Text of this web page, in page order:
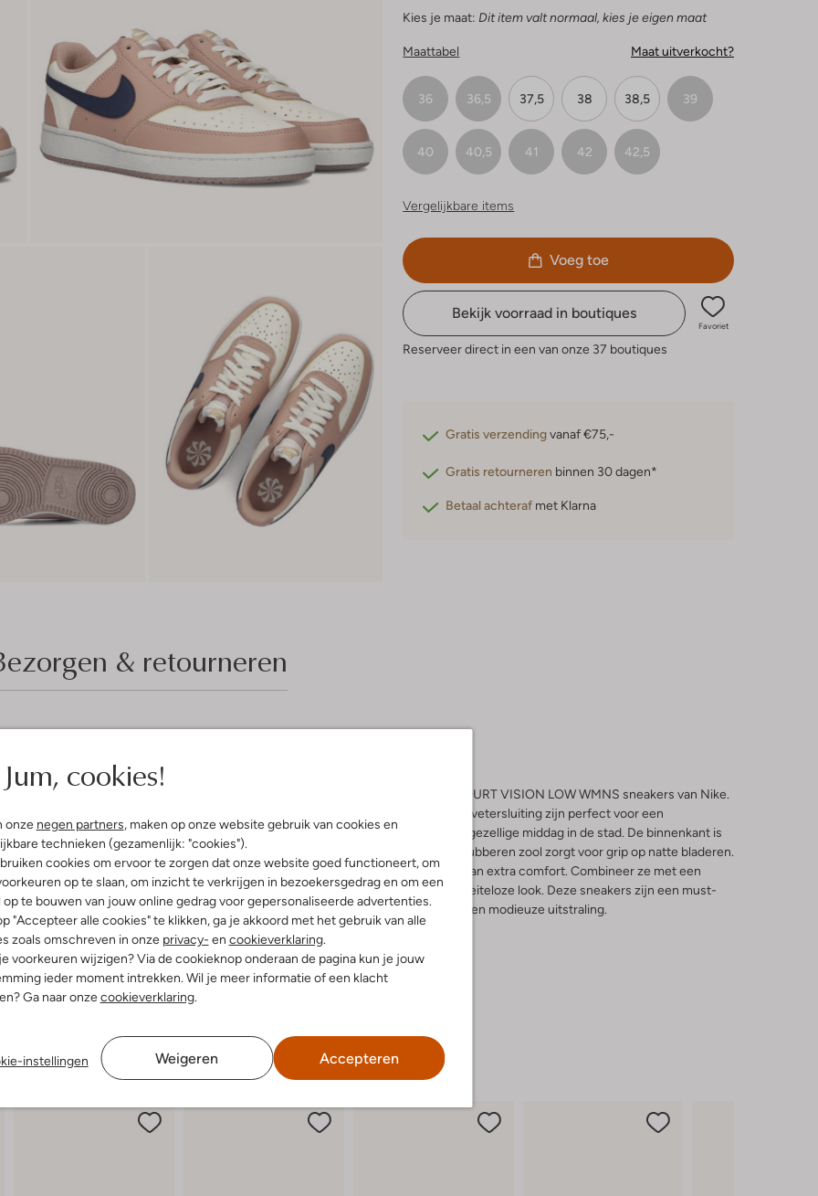
Jum, cookies!
onze negen partners, maken op onze website gebruik van cookies en
technieken (gezamenlijk: "cookies").
cookies om ervoor te zorgen dat onze website goed functioneert, om
op te slaan, om inzicht te verkrijgen in bezoekersgedrag en om een
op te bouwen van jouw online gedrag voor gepersonaliseerde advertenties.
"Accepteer alle cookies" te klikken, ga je akkoord met het gebruik van alle
zoals omschreven in onze privacy- en cookieverklaring.
voorkeuren wijzigen? Via de cookieknop onderaan de pagina kun je jouw
ieder moment intrekken. Wil je meer informatie of een klacht
Ga naar onzecookieverklaring.
instellingen Weigeren Accepteren
Kies je maat: Dit item valt normaal, kies je eigen maat
Maattabel Maat uitverkocht?
36 36,5 37,5 38 38,5 39
40 40,5 41 42 42,5
Vergelijkbare items
Voeg toe
Bekijk voorraad in boutiques
Favoriet
Reserveer direct in een van onze 37 boutiques
Gratis verzendingvanaf €75,-
Gratis retourneren binnen 30 dagen*
Betaal achteraf met Klarna
& retourneren
& Pasvorm
Textiel
Rubber
Veter
Zool
Ronde Neus
voetbed:Ja
Stap stijlvol de herfst en winter in met de COURT VISION LOW WMNS sneakers van Nike.
Deze roze lage sneakers met ronde neus en vetersluiting zijn perfect voor een
ontspannen wandeling door het park of een gezellige middag in de stad. De binnenkant is
gemaakt van comfortabel textiel, terwijl de rubberen zool zorgt voor grip op natte bladeren.
Dankzij het uitneembare voetbed geniet je van extra comfort. Combineer ze met een
warme trui en een trendy jeans voor een moeiteloze look. Deze sneakers zijn een must-
have voor dames die houden van een casual en modieuze uitstraling.